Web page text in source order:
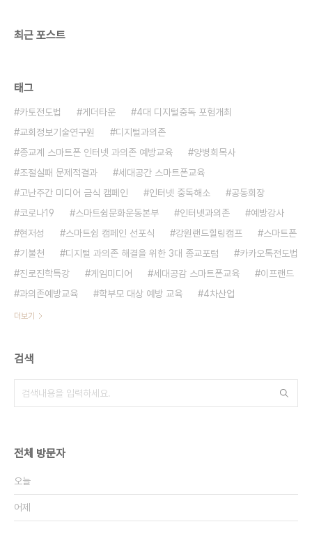
최근 포스트
태그
카토전도법 게더타운
4대 디지털중독 포험개최
교회정보기술연구원
디지털과의존
종교계 스마트폰 인터넷 과의존 예방교육
양병희목사
조절실패 문제적결과
세대공간 스마트폰교육
고난주간 미디어 금식 캠페인
인터넷 중독해소
공동회장
코로나19
스마트쉼문화운동본부 인터넷과의존
예방강사
현저성
스마트쉼 캠페인 선포식 강원랜드힐링캠프
스마트폰
기불천
디지털 과의존 해결을 위한 3대 종교포럼
카카오톡전도법
진로진학특강
게임미디어 세대공감 스마트폰교육
이프랜드
과의존예방교육
학부모 대상 예방 교육 4차산업
더보기
검색
전체 방문자
오늘
어제